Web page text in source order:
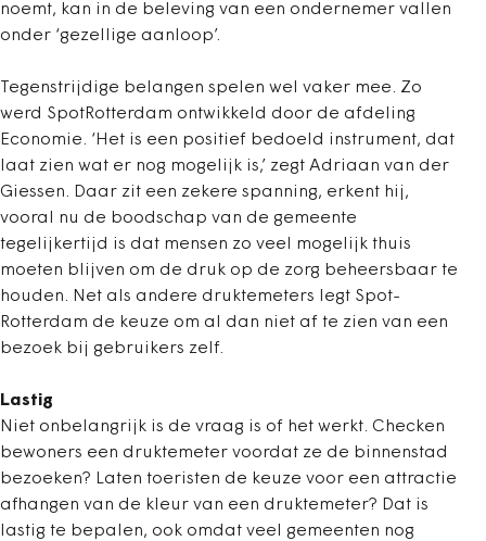
noemt, kan in de beleving van een ondernemer vallen
onder ‘gezellige aanloop’.
Tegenstrijdige belangen spelen wel vaker mee. Zo
werd SpotRotterdam ontwikkeld door de afdeling
Economie. ‘Het is een positief bedoeld instrument, dat
laat zien wat er nog mogelijk is,’ zegt Adriaan van der
Giessen. Daar zit een zekere spanning, erkent hij,
vooral nu de boodschap van de gemeente
tegelijkertijd is dat mensen zo veel mogelijk thuis
moeten blijven om de druk op de zorg beheersbaar te
houden. Net als andere druktemeters legt Spot-
Rotterdam de keuze om al dan niet af te zien van een
bezoek bij gebruikers zelf.
Lastig
Niet onbelangrijk is de vraag is of het werkt. Checken
bewoners een druktemeter voordat ze de binnenstad
bezoeken? Laten toeristen de keuze voor een attractie
afhangen van de kleur van een druktemeter? Dat is
lastig te bepalen, ook omdat veel gemeenten nog